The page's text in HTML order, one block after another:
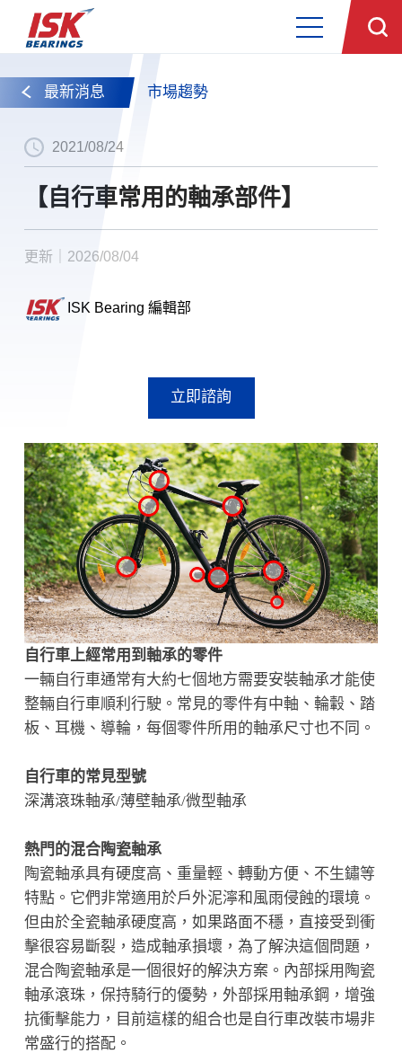
最新消息 市場趨勢
2021/08/24
【自行車常用的軸承部件】
更新｜2026/08/04
ISK Bearing 編輯部
立即諮詢
自行車上經常用到軸承的零件
一輛自行車通常有大約七個地方需要安裝軸承才能使
整輛自行車順利行駛。常見的零件有中軸、輪轂、踏
板、耳機、導輪，每個零件所用的軸承尺寸也不同。
自行車的常見型號
深溝滾珠軸承/薄壁軸承/微型軸承
熱門的混合陶瓷軸承
陶瓷軸承具有硬度高、重量輕、轉動方便、不生鏽等
特點。它們非常適用於戶外泥濘和風雨侵蝕的環境。
但由於全瓷軸承硬度高，如果路面不穩，直接受到衝
擊很容易斷裂，造成軸承損壞，為了解決這個問題，
混合陶瓷軸承是一個很好的解決方案。內部採用陶瓷
軸承滾珠，保持騎行的優勢，外部採用軸承鋼，增強
抗衝擊能力，目前這樣的組合也是自行車改裝市場非
常盛行的搭配。